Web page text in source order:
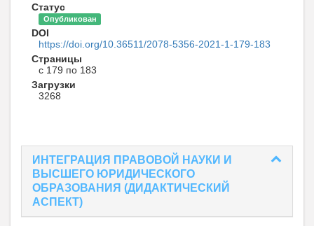
Статус
Опубликован
DOI
https://doi.org/10.36511/2078-5356-2021-1-179-183
Страницы
с 179 по 183
Загрузки
3268
ИНТЕГРАЦИЯ ПРАВОВОЙ НАУКИ И
ВЫСШЕГО ЮРИДИЧЕСКОГО
ОБРАЗОВАНИЯ (ДИДАКТИЧЕСКИЙ
АСПЕКТ)